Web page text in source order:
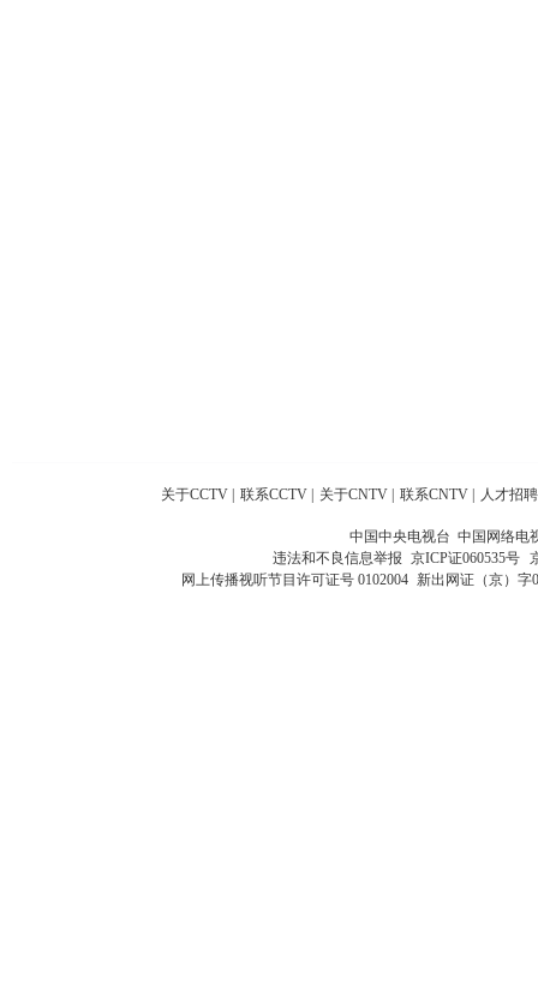
关于CCTV 联系CCTV 关于CNTV 联系CNTV 人才招聘
中国中央电视台 中国网络电
违法和不良信息举报 京ICP证060535号
网上传播视听节目许可证号 0102004 新出网证（京）